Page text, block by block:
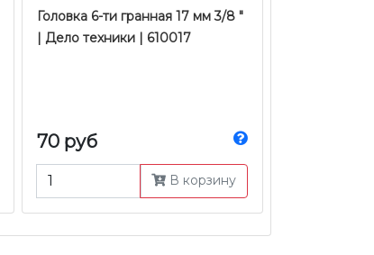
Головка 6-ти гранная 17 мм 3/8 "
| Дело техники | 610017
70 руб
В корзину